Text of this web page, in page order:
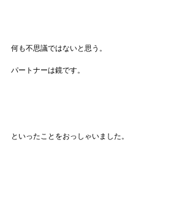
何も不思議ではないと思う。
パートナーは鏡です。
といったことをおっしゃいました。